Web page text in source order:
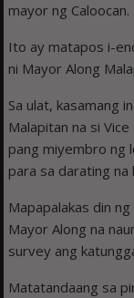
mayor ng Caloocan.
Ito ay matapos i-
ni Mayor Along
Sa ulat, kasamang
Malapitan na si
pang miyembro ng
para sa darating na
Mapapalakas din
Mayor Along na
survey ang
Matatandaang sa